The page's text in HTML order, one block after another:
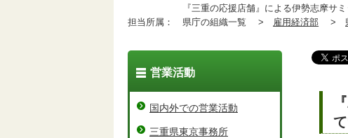
『三重の応援店舗』による伊勢志摩サ
担当所属：
県庁の組織一覧 > 雇用経済部 >
営業活動
国内外での営業活動
三重県東京事務所